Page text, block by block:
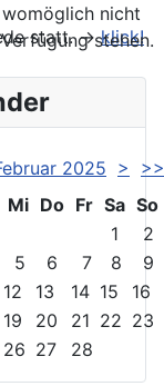
statt. ->klick!
2025 >
>>
Mi Do Fr Sa So
1
2
5 6 7 8
9
12 13 14 15
16
19 20 21 22 23
26 27 28
nicht
stehen.